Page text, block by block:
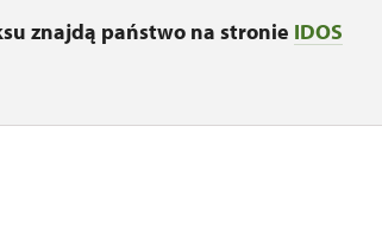
znajdą państwo na stronie IDOS